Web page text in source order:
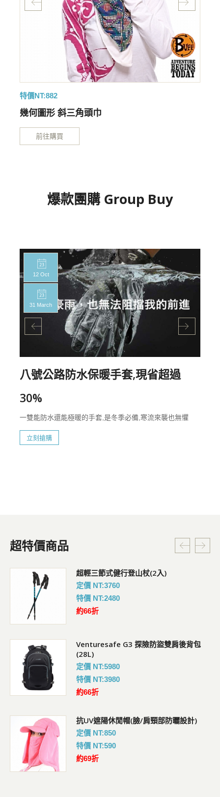
特價NT:882
幾何圖形 斜三角頭巾
前往購買
爆款團購 Group Buy
12 Oct
31 March
八號公路防水保暖手套,現省超過
30%
一雙能防水還能極暖的手套,是冬季必備,寒流來襲也無懼
立刻搶購
超特價商品
超輕三節式健行登山杖(2入)
定價 NT:3760
特價 NT:2480
約66折
Venturesafe G3 探險防盜雙肩後背包
(28L)
定價 NT:5980
特價 NT:3980
約66折
抗UV遮陽休閒帽(臉/肩頸部防曬設計)
定價 NT:850
特價 NT:590
約69折